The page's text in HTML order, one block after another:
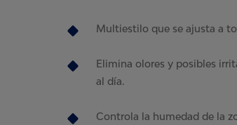
Multiestilo que se ajusta a
Elimina olores y posibles
al día.
Controla la humedad de la